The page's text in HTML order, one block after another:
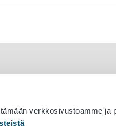
verkkosivustoamme ja